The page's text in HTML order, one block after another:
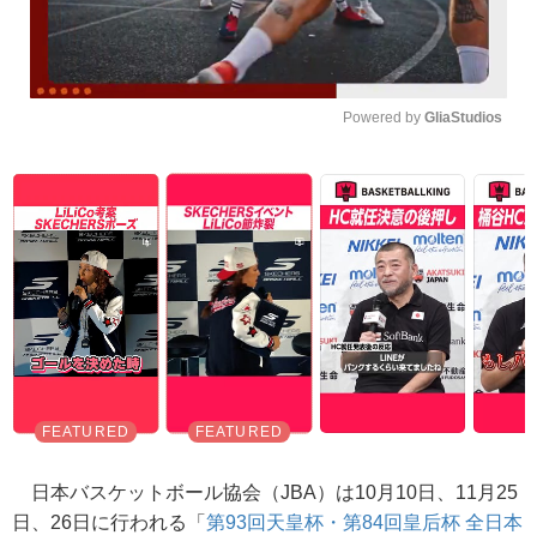
Powered by GliaStudios
日本バスケットボール協会（JBA）は10月10日、11月25
日、26日に行われる「 第93回天皇杯・第84回皇后杯 全日本